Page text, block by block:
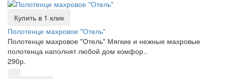
Купить в 1 клик
Полотенце махровое "Отель"
Полотенце махровое "Отель" Мягкие и нежные махровые
полотенца наполнят любой дом комфор..
290р.